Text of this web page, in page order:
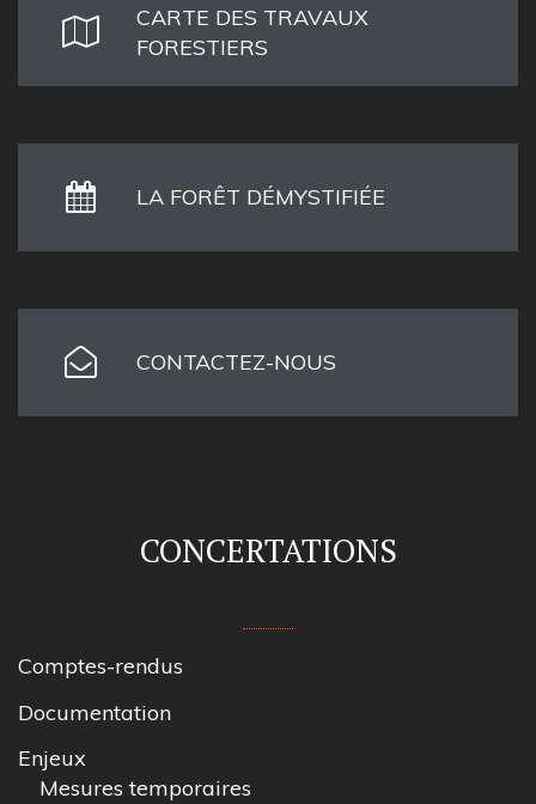
CARTE DES TRAVAUX
FORESTIERS
LA FORÊT DÉMYSTIFIÉE
CONTACTEZ-NOUS
CONCERTATIONS
Comptes-rendus
Documentation
Enjeux
Mesures temporaires